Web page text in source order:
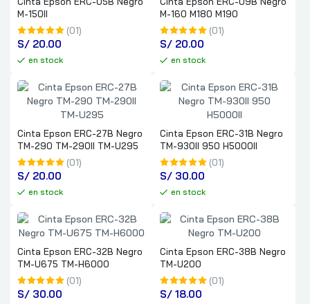
M-150II
(01)
S/ 20.00
en stock
M-160 M180 M190
(01)
S/ 20.00
en stock
Cinta Epson ERC-27B Negro
TM-290 TM-290II TM-U295
(01)
S/ 20.00
en stock
Cinta Epson ERC-31B Negro
TM-930II 950 H5000II
(01)
S/ 30.00
en stock
Cinta Epson ERC-32B Negro
TM-U675 TM-H6000
(01)
S/ 30.00
Cinta Epson ERC-38B Negro
TM-U200
(01)
S/ 18.00